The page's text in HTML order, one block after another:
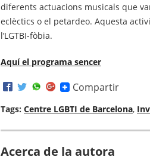
diferents actuacions musicals que
eclèctics o el petardeo. Aquesta
l’LGTBI-fòbia.
Aquí el programa sencer
Compartir
Tags: Centre LGBTI de Barcelona,
Acerca de la autora